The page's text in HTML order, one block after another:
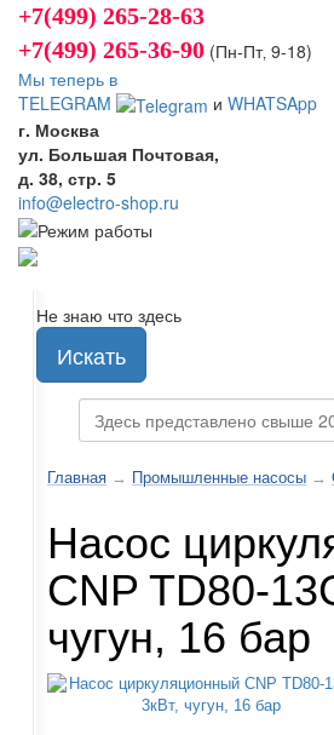
+7(499) 265-28-63
+7(499) 265-36-90 (Пн-Пт‚ 9-18)
Мы теперь в
TELEGRAM
и WHATSApp
г. Москва
ул. Большая Почтовая,
д. 38, стр. 5
info@electro-shop.ru
Не знаю что здесь
Искать
Главная → Промышленные насосы →
Насос
CNP TD80-
чугун, 16 бар